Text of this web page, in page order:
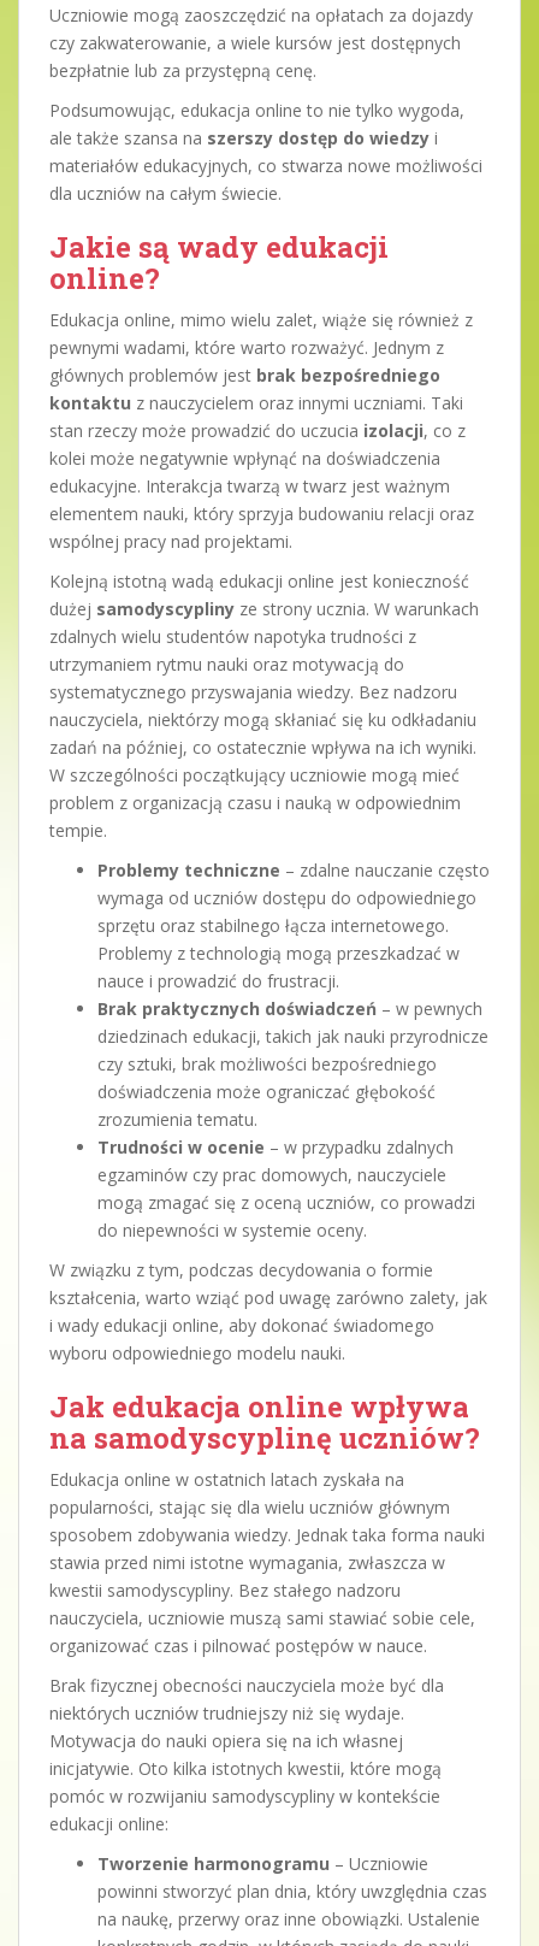
Uczniowie mogą zaoszczędzić na opłatach za dojazdy
czy zakwaterowanie, a wiele kursów jest dostępnych
bezpłatnie lub za przystępną cenę.
Podsumowując, edukacja online to nie tylko wygoda,
ale także szansa na szerszy dostęp do wiedzy i
materiałów edukacyjnych, co stwarza nowe możliwości
dla uczniów na całym świecie.
Jakie są wady edukacji
online?
Edukacja online, mimo wielu zalet, wiąże się również z
pewnymi wadami, które warto rozważyć. Jednym z
głównych problemów jest brak bezpośredniego
kontaktu z nauczycielem oraz innymi uczniami. Taki
stan rzeczy może prowadzić do uczucia izolacji, co z
kolei może negatywnie wpłynąć na doświadczenia
edukacyjne. Interakcja twarzą w twarz jest ważnym
elementem nauki, który sprzyja budowaniu relacji oraz
wspólnej pracy nad projektami.
Kolejną istotną wadą edukacji online jest konieczność
dużej samodyscypliny ze strony ucznia. W warunkach
zdalnych wielu studentów napotyka trudności z
utrzymaniem rytmu nauki oraz motywacją do
systematycznego przyswajania wiedzy. Bez nadzoru
nauczyciela, niektórzy mogą skłaniać się ku odkładaniu
zadań na później, co ostatecznie wpływa na ich wyniki.
W szczególności początkujący uczniowie mogą mieć
problem z organizacją czasu i nauką w odpowiednim
tempie.
Problemy techniczne – zdalne nauczanie często
wymaga od uczniów dostępu do odpowiedniego
sprzętu oraz stabilnego łącza internetowego.
Problemy z technologią mogą przeszkadzać w
nauce i prowadzić do frustracji.
Brak praktycznych doświadczeń – w pewnych
dziedzinach edukacji, takich jak nauki przyrodnicze
czy sztuki, brak możliwości bezpośredniego
doświadczenia może ograniczać głębokość
zrozumienia tematu.
Trudności w ocenie – w przypadku zdalnych
egzaminów czy prac domowych, nauczyciele
mogą zmagać się z oceną uczniów, co prowadzi
do niepewności w systemie oceny.
W związku z tym, podczas decydowania o formie
kształcenia, warto wziąć pod uwagę zarówno zalety, jak
i wady edukacji online, aby dokonać świadomego
wyboru odpowiedniego modelu nauki.
Jak edukacja online wpływa
na samodyscyplinę uczniów?
Edukacja online w ostatnich latach zyskała na
popularności, stając się dla wielu uczniów głównym
sposobem zdobywania wiedzy. Jednak taka forma nauki
stawia przed nimi istotne wymagania, zwłaszcza w
kwestii samodyscypliny. Bez stałego nadzoru
nauczyciela, uczniowie muszą sami stawiać sobie cele,
organizować czas i pilnować postępów w nauce.
Brak fizycznej obecności nauczyciela może być dla
niektórych uczniów trudniejszy niż się wydaje.
Motywacja do nauki opiera się na ich własnej
inicjatywie. Oto kilka istotnych kwestii, które mogą
pomóc w rozwijaniu samodyscypliny w kontekście
edukacji online:
Tworzenie harmonogramu – Uczniowie
powinni stworzyć plan dnia, który uwzględnia czas
na naukę, przerwy oraz inne obowiązki. Ustalenie